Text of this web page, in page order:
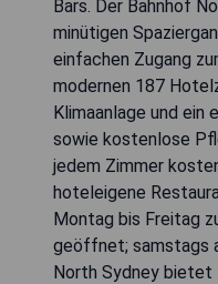
Bars. Der Bahnhof
minütigen
einfachen Zugang
modernen 187
Klimaanlage und ein
sowie kostenlose
jedem Zimmer
hoteleigene
Montag bis Freitag
geöffnet; samstags
North Sydney bietet